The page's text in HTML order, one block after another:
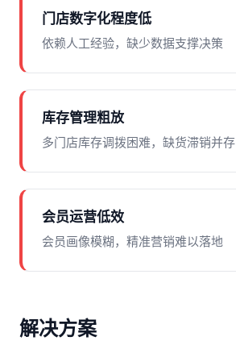
门店数字化程度低
依赖人工经验，缺少数据支撑决策
库存管理粗放
多门店库存调拨困难，缺货滞销并存
会员运营低效
会员画像模糊，精准营销难以落地
解决方案